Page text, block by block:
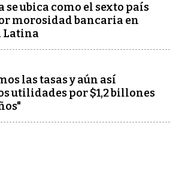
se ubica como el sexto país
morosidad bancaria en
Latina
las tasas y aún así
utilidades por $1,2 billones